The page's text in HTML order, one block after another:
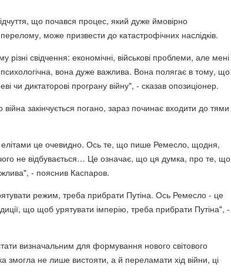
що почався процес, який дуже ймовірно
може призвести до катастрофічних наслідків.
свідчення: економічні, військові проблеми, але мені
вона дуже важлива. Вона полягає в тому, що
чи диктаторові програну війну", - сказав опозиціонер.
закінчується погано, зараз починає входити до тями
це очевидно. Ось те, що пише Ремесло, щодня,
не відбувається… Це означає, що ця думка, про те, що
- пояснив Каспаров.
режим, треба прибрати Путіна. Ось Ремесло - це
що щоб урятувати імперію, треба прибрати Путіна", -
визначальним для формування нового світового
змогла не лише вистояти, а й переламати хід війни, ці